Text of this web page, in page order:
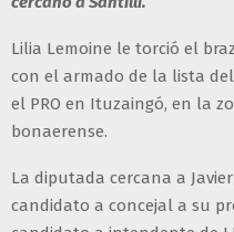
Lilia Lemoine le torció el
con el armado de la lista
el PRO en Ituzaingó, en la
bonaerense.
La diputada cercana a
candidato a concejal a su